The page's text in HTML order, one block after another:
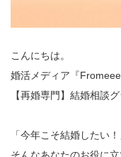
こんにちは。
婚活メディア『
【再婚専門】結婚相談
「今年こそ結婚したい！